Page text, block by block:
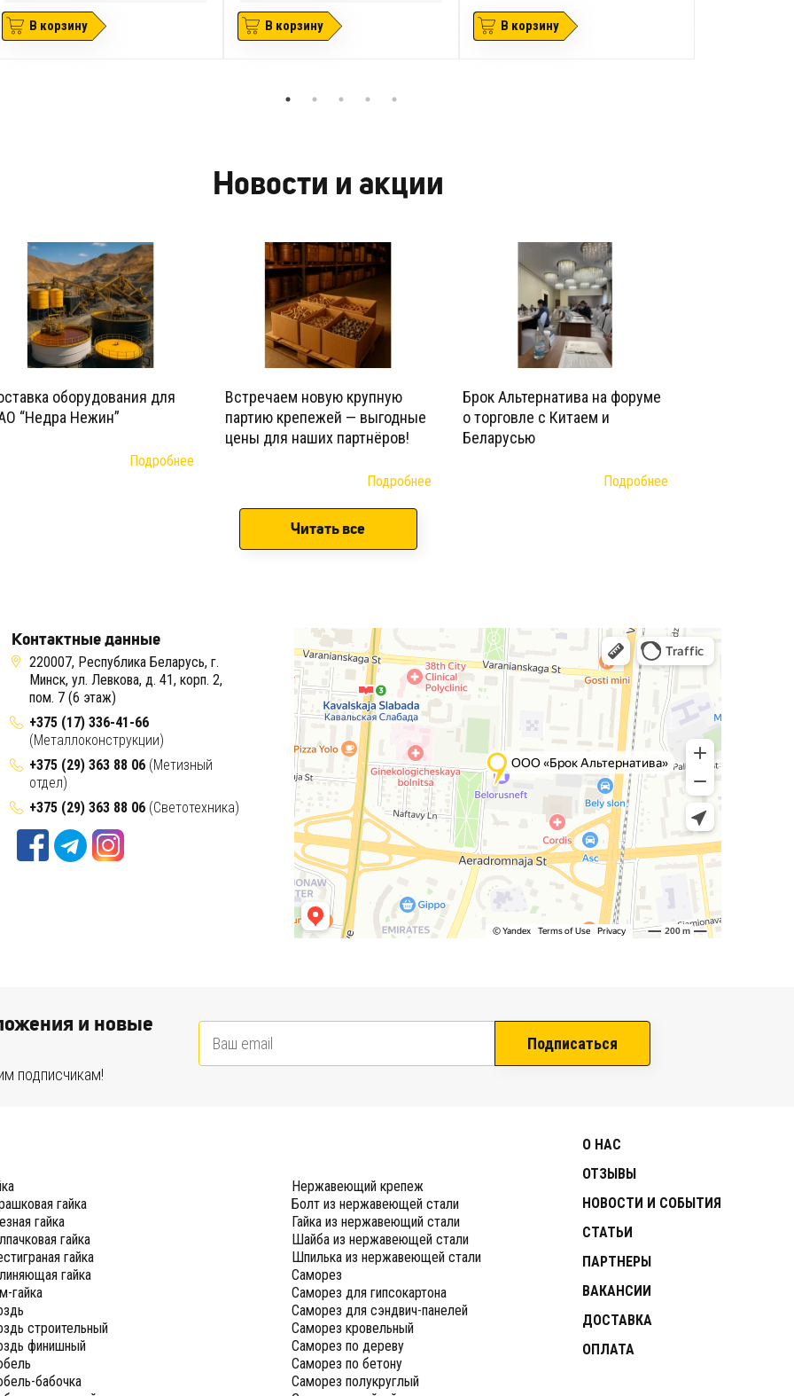
В корзину В корзину В корзину
Новости и акции
оборудования для
“Недра Нежин”
Подробнее
Встречаем новую крупную
партию крепежей — выгодные
цены для наших партнёров!
Подробнее
Брок Альтернатива на форуме
о торговле с Китаем и
Беларусью
Подробнее
Читать все
Контактные данные
220007, Республика Беларусь, г.
Минск, ул. Левкова, д. 41, корп. 2,
пом. 7 (6 этаж)
+375 (17) 336-41-66
(Металлоконструкции)
+375 (29) 363 88 06 (Метизный
отдел)
+375 (29) 363 88 06 (Светотехника)
и новые
подписчикам!
Подписаться
гайка
гайка
гайка
гайка
гайка
гайка
строительный
финишный
бабочка
Нержавеющий крепеж
Болт из нержавеющей стали
Гайка из нержавеющий стали
Шайба из нержавеющей стали
Шпилька из нержавеющей стали
Саморез
Саморез для гипсокартона
Саморез для сэндвич-панелей
Саморез кровельный
Саморез по дереву
Саморез по бетону
Саморез полукруглый
О НАС
ОТЗЫВЫ
НОВОСТИ И СОБЫТИЯ
СТАТЬИ
ПАРТНЕРЫ
ВАКАНСИИ
ДОСТАВКА
ОПЛАТА